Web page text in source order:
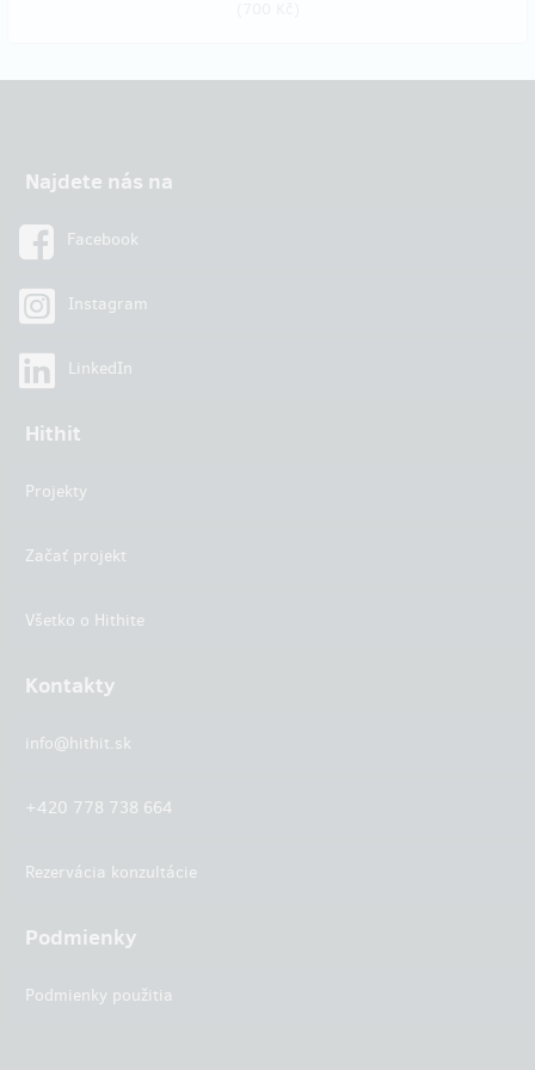
Najdete nás na
Facebook
Instagram
LinkedIn
Hithit
Projekty
Začať projekt
Všetko o Hithite
Kontakty
info@hithit.sk
+420 778 738 664
Rezervácia konzultácie
Podmienky
Podmienky použitia